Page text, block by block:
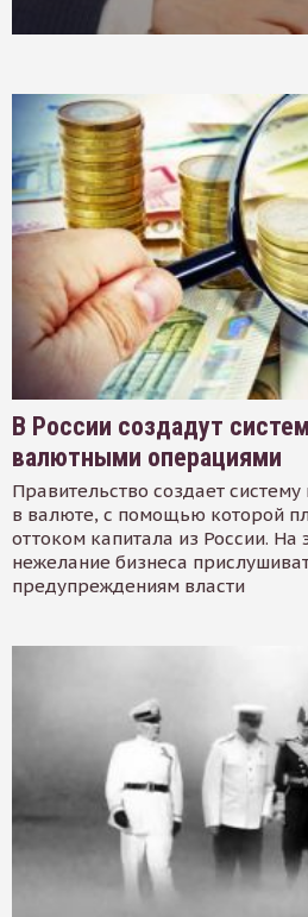
В России создадут
валютными операциями
Правительство создает
в валюте, с помощью которой
оттоком капитала из России. На
нежелание бизнеса
предупреждениям власти